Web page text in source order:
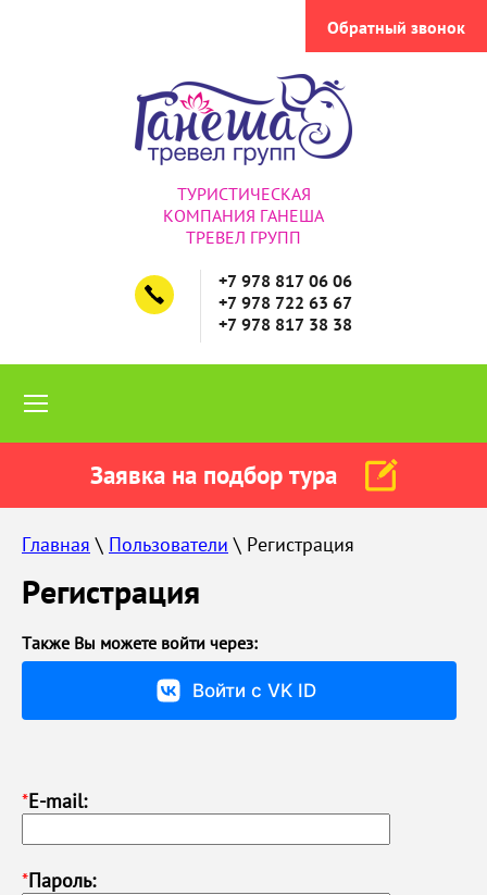
ТУРИСТИЧЕСКАЯ
КОМПАНИЯ ГАНЕША
ТРЕВЕЛ ГРУПП
+7 978 817 06 06
+7 978 722 63 67
+7 978 817 38 38
Обратный звонок
Заявка на подбор тура
Главная \ Пользователи \ Регистрация
Регистрация
Также Вы можете войти через:
Войти с VK ID
*E-mail:
*Пароль: